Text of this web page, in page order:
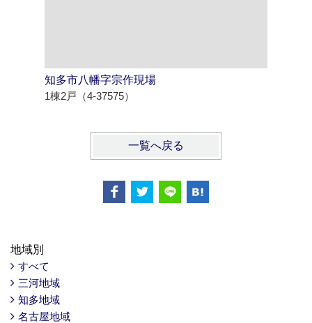
知多市八幡字宗作現場
1棟2戸（4-37575）
一覧へ戻る
地域別
すべて
三河地域
知多地域
名古屋地域